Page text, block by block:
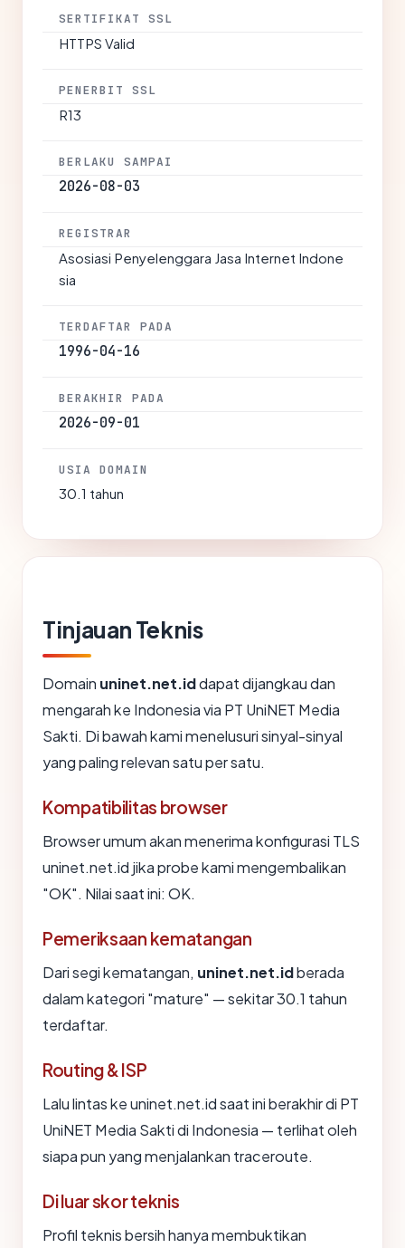
SERTIFIKAT SSL
HTTPS Valid
PENERBIT SSL
R13
BERLAKU SAMPAI
2026-08-03
REGISTRAR
Asosiasi Penyelenggara Jasa Internet Indone
sia
TERDAFTAR PADA
1996-04-16
BERAKHIR PADA
2026-09-01
USIA DOMAIN
30.1 tahun
Tinjauan Teknis
Domain uninet.net.iddapat dijangkau dan
mengarah ke Indonesia via PT UniNET Media
Sakti. Di bawah kami menelusuri sinyal-sinyal
yang paling relevan satu per satu.
Kompatibilitas browser
Browser umum akan menerima konfigurasi TLS
uninet.net.id jika probe kami mengembalikan
"OK". Nilai saat ini: OK.
Pemeriksaan kematangan
Dari segi kematangan, uninet.net.idberada
dalam kategori "mature" — sekitar 30.1 tahun
terdaftar.
Routing & ISP
Lalu lintas ke uninet.net.id saat ini berakhir di PT
UniNET Media Sakti di Indonesia — terlihat oleh
siapa pun yang menjalankan traceroute.
Di luar skor teknis
Profil teknis bersih hanya membuktikan